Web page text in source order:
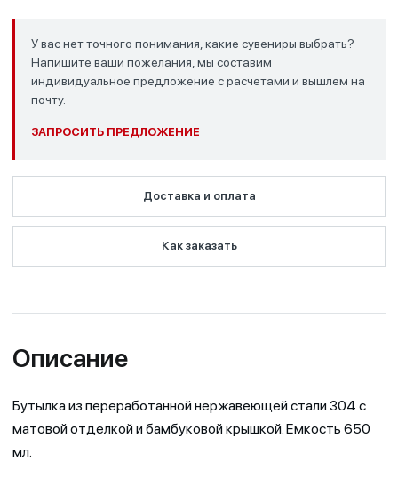
У вас нет точного понимания, какие сувениры выбрать?
Напишите ваши пожелания, мы составим
индивидуальное предложение с расчетами и вышлем на
почту.
ЗАПРОСИТЬ ПРЕДЛОЖЕНИЕ
Доставка и оплата
Как заказать
Описание
Бутылка из переработанной нержавеющей стали 304 с
матовой отделкой и бамбуковой крышкой. Емкость 650
мл.